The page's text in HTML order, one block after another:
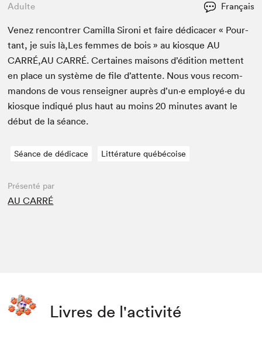
Adulte Français
Venez ren­con­tr­er Camil­la Sironi et faire dédi­cac­er « Pour­
tant, je suis là,Les femmes de bois » au kiosqueAU
CARRÉ,AU CAR­RÉ. Cer­taines maisons d’édi­tion met­tent
en place un sys­tème de file d’at­tente. Nous vous recom­
man­dons de vous ren­seign­er auprès d’un·e employé·e du
kiosque indiqué plus haut au moins20 min­utes avant le
début de la séance.
Séance de dédicace Littérature québécoise
Présenté par
AU CARRÉ
Livres de l'activité